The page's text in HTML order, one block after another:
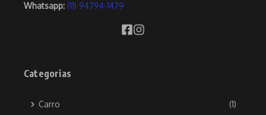
Whatsapp: (11) 94794-1479
Categorias
Carro (1)